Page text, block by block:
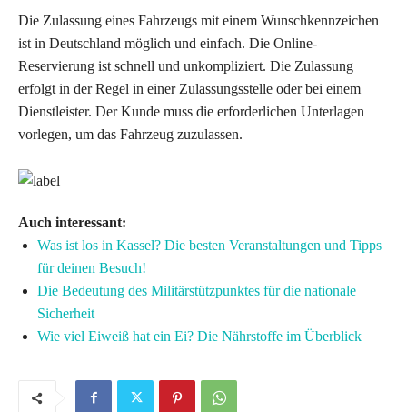
Die Zulassung eines Fahrzeugs mit einem Wunschkennzeichen
ist in Deutschland möglich und einfach. Die Online-
Reservierung ist schnell und unkompliziert. Die Zulassung
erfolgt in der Regel in einer Zulassungsstelle oder bei einem
Dienstleister. Der Kunde muss die erforderlichen Unterlagen
vorlegen, um das Fahrzeug zuzulassen.
Auch interessant:
Was ist los in Kassel? Die besten Veranstaltungen und Tipps
für deinen Besuch!
Die Bedeutung des Militärstützpunktes für die nationale
Sicherheit
Wie viel Eiweiß hat ein Ei? Die Nährstoffe im Überblick